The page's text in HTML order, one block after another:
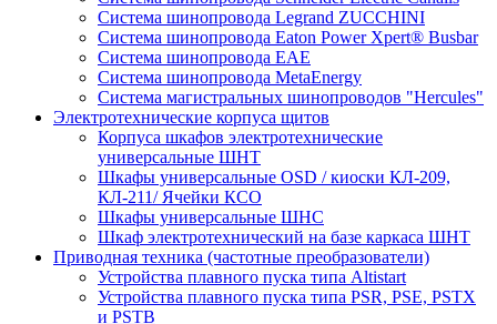
Система шинопровода Legrand ZUCCHINI
Система шинопровода Eaton Power Xpert® Busbar
Система шинопровода EAE
Система шинопровода MetaEnergy
Система магистральных шинопроводов "Hercules"
Электротехнические корпуса щитов
Корпуса шкафов электротехнические
универсальные ШНТ
Шкафы универсальные OSD / киоски КЛ-209,
КЛ-211/ Ячейки КСО
Шкафы универсальные ШНС
Шкаф электротехнический на базе каркаса ШНТ
Приводная техника (частотные преобразователи)
Устройства плавного пуска типа Altistart
Устройства плавного пуска типа PSR, PSE, PSTX
и PSTB